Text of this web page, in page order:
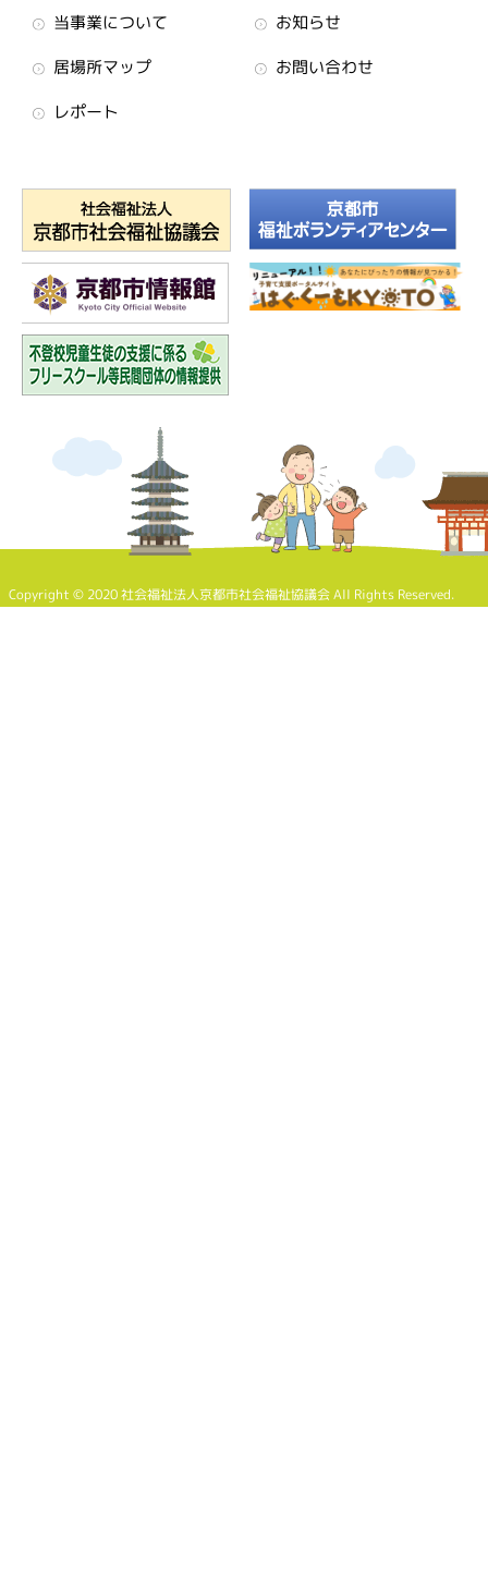
当事業について
お知らせ
居場所マップ
お問い合わせ
レポート
Copyright © 2020 社会福祉法人京都市社会福祉協議会 All Rights Reserved.